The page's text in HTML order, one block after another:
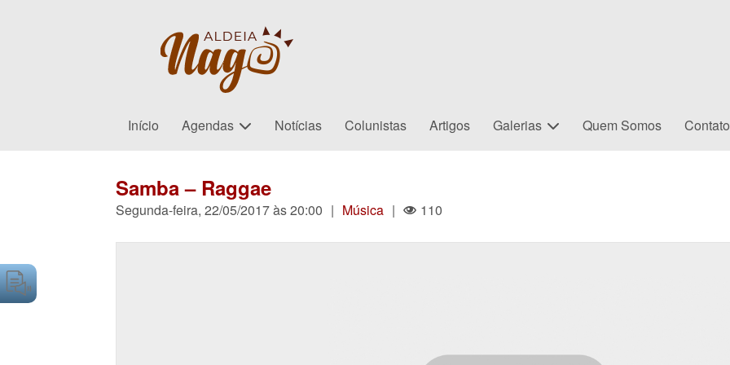
Início Agendas Notícias Colunistas Artigos Galerias Quem Somos Contato
Samba – Raggae
Segunda-feira, 22/05/2017 às 20:00 | Música | 110